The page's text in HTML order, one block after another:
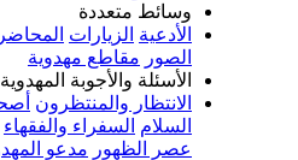
متعددة
الزيارات المحاضرات المراثي
مقاطع مهدوية
والأجوبة المهدوية
والمنتظرون أصحاب الإمام
السفراء والفقهاء علامات
مدعو المهدوية متفرقة